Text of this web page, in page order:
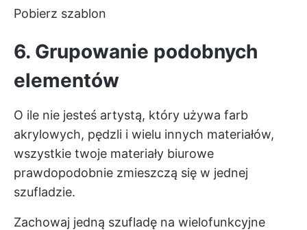
Pobierz szablon
6. Grupowanie podobnych
elementów
O ile nie jesteś artystą, który używa farb
akrylowych, pędzli i wielu innych materiałów,
wszystkie twoje materiały biurowe
prawdopodobnie zmieszczą się w jednej
szufladzie.
Zachowaj jedną szufladę na wielofunkcyjne